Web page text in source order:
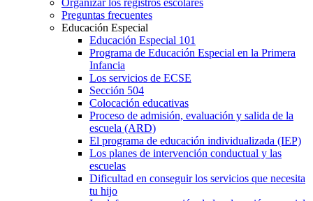
Preguntas frecuentes
Educación Especial
Educación Especial 101
Programa de Educación Especial en la Primera
Infancia
Los servicios de ECSE
Sección 504
Colocación educativas
Proceso de admisión, evaluación y salida de la
escuela (ARD)
El programa de educación individualizada (IEP)
Los planes de intervención conductual y las
escuelas
Dificultad en conseguir los servicios que necesita
tu hijo